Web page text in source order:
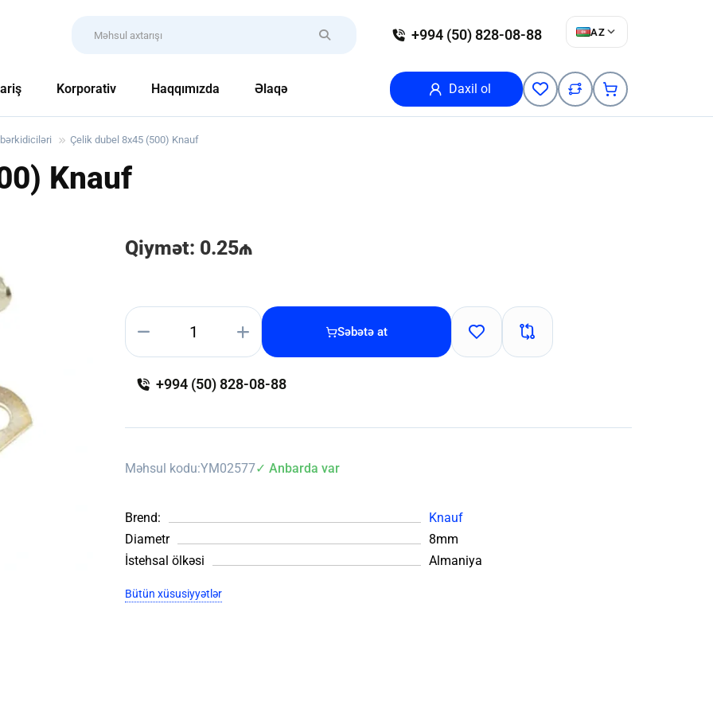
+994 (50) 828-08-88 AZ
Korporativ Haqqımızda Əlaqə Daxil ol
Çelik dubel 8x45 (500) Knauf
Knauf
Qiymət: 0.25₼
Səbətə at
+994 (50) 828-08-88
Məhsul kodu:YM02577✓ Anbarda var
Brend:
Knauf
Diametr
8mm
İstehsal ölkəsi
Almaniya
Bütün xüsusiyyətlər